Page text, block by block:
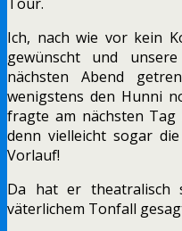
Ich, nach wie vor kein
gewünscht und
nächsten Abend
wenigstens den Hunni
fragte am nächsten Tag
denn vielleicht sogar
Vorlauf!
Da hat er theatralisch
väterlichem Tonfall